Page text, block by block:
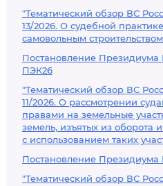
"Тематический обзор ВС
13/2026. О судебной
самовольным
Постановление Президиума
ПЭК26
"Тематический обзор ВС
11/2026. О рассмотрении
правами на земельные
земель, изъятых из оборота
с использованием таких
Постановление Президиума
"Тематический обзор ВС